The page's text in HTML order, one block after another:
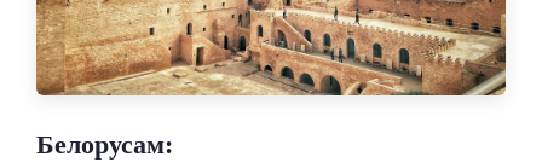
Белорусам: